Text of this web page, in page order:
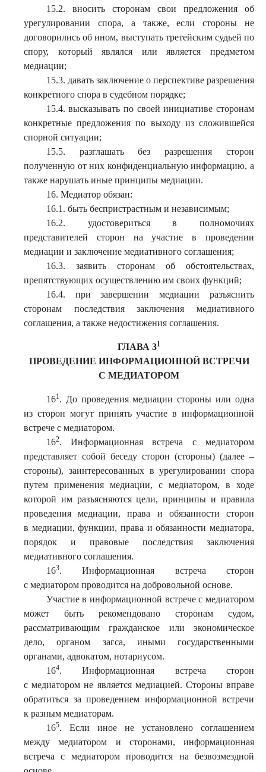
15.2. вносить сторонам свои предложения об
урегулировании спора, а также, если стороны не
договорились об ином, выступать третейским судьей по
спору, который являлся или является предметом
медиации;
15.3. давать заключение о перспективе разрешения
конкретного спора в судебном порядке;
15.4. высказывать по своей инициативе сторонам
конкретные предложения по выходу из сложившейся
спорной ситуации;
15.5. разглашать без разрешения сторон
полученную от них конфиденциальную информацию, а
также нарушать иные принципы медиации.
16. Медиатор обязан:
16.1. быть беспристрастным и независимым;
16.2. удостовериться в полномочиях
представителей сторон на участие в проведении
медиации и заключение медиативного соглашения;
16.3. заявить сторонам об обстоятельствах,
препятствующих осуществлению им своих функций;
16.4. при завершении медиации разъяснить
сторонам последствия заключения медиативного
соглашения, а также недостижения соглашения.
ГЛАВА 31
ПРОВЕДЕНИЕ ИНФОРМАЦИОННОЙ ВСТРЕЧИ
С МЕДИАТОРОМ
161. До проведения медиации стороны или одна
из сторон могут принять участие в информационной
встрече с медиатором.
162. Информационная встреча с медиатором
представляет собой беседу сторон (стороны) (далее –
стороны), заинтересованных в урегулировании спора
путем применения медиации, с медиатором, в ходе
которой им разъясняются цели, принципы и правила
проведения медиации, права и обязанности сторон
в медиации, функции, права и обязанности медиатора,
порядок и правовые последствия заключения
медиативного соглашения.
163. Информационная встреча сторон
с медиатором проводится на добровольной основе.
Участие в информационной встрече с медиатором
может быть рекомендовано сторонам судом,
рассматривающим гражданское или экономическое
дело, органом загса, иными государственными
органами, адвокатом, нотариусом.
164. Информационная встреча сторон
с медиатором не является медиацией. Стороны вправе
обратиться за проведением информационной встречи
к разным медиаторам.
165. Если иное не установлено соглашением
между медиатором и сторонами, информационная
встреча с медиатором проводится на безвозмездной